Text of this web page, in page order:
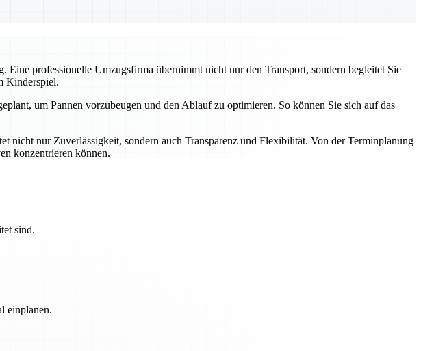
professionelle Umzugsfirma übernimmt nicht nur den Transport, sondern begleitet Sie
Kinderspiel.
um Pannen vorzubeugen und den Ablauf zu optimieren. So können Sie sich auf das
nur Zuverlässigkeit, sondern auch Transparenz und Flexibilität. Von der Terminplanung
konzentrieren können.
sind.
einplanen.